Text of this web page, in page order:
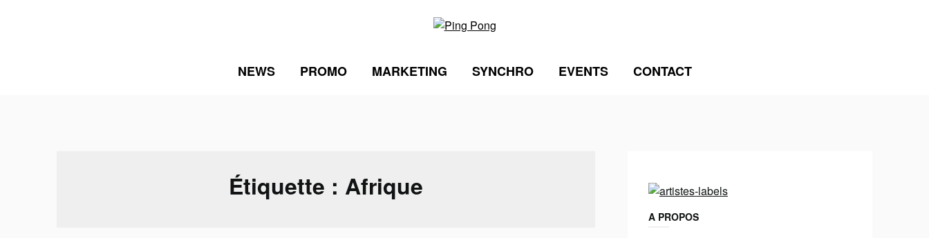
NEWS PROMO MARKETING SYNCHRO EVENTS CONTACT
Étiquette : Afrique
A PROPOS